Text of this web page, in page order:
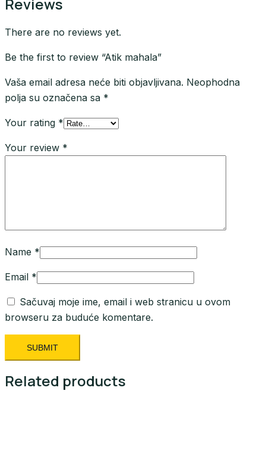
Reviews
There are no reviews yet.
Be the first to review “Atik mahala”
Vaša email adresa neće biti objavljivana. Neophodna
polja su označena sa *
Your rating *
Your review *
Name *
Email *
Sačuvaj moje ime, email i web stranicu u ovom
browseru za buduće komentare.
Related products